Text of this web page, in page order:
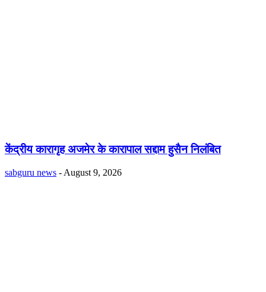
केंद्रीय कारागृह अजमेर के कारापाल सद्दाम हुसैन निलंबित
sabguru news - August 9, 2026